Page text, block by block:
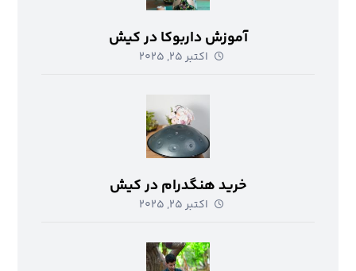
آموزش داربوکا در کیش
اکتبر ۲۵, ۲۰۲۵
خرید هنگدرام در کیش
اکتبر ۲۵, ۲۰۲۵